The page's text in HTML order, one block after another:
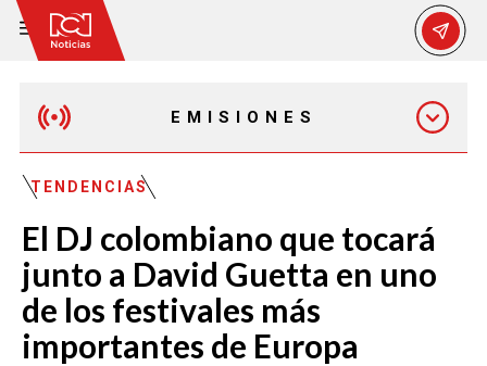
EMISIONES
MAÑANA EXPRESS
EMISIÓN 12:30 PM
EMISIÓN 7:00 PM
TENDENCIAS
El DJ colombiano que tocará
junto a David Guetta en uno
de los festivales más
importantes de Europa